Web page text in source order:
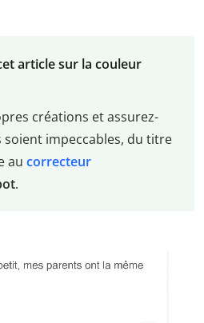
article sur la couleur
créations et assurez-
soient impeccables, du titre
au correcteur
.